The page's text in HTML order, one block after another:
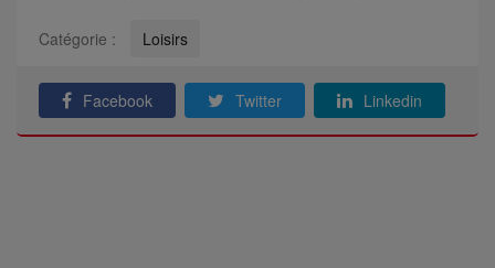
Catégorie : Loisirs
Facebook Twitter Linkedin